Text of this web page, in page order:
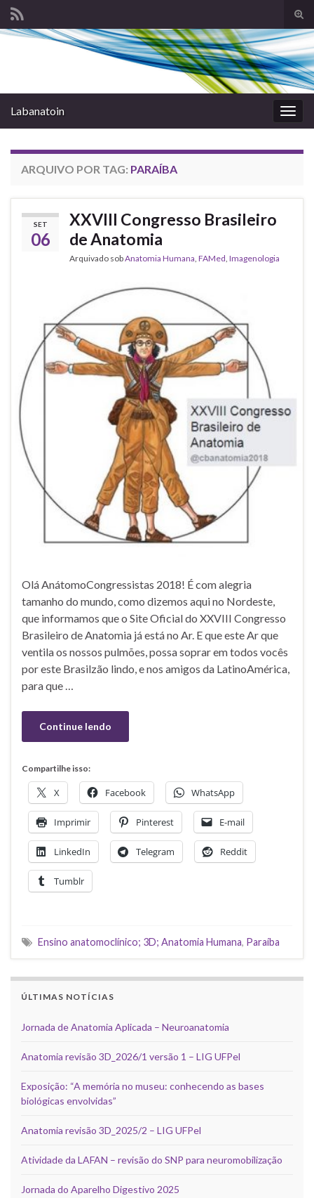
de
Search for:
Labanatoin
ARQUIVO POR TAG: PARAÍBA
SET
06
XXVIII Congresso Brasileiro
de Anatomia
Arquivado sobAnatomia Humana, FAMed, Imagenologia
Olá AnátomoCongressistas 2018! É com alegria
tamanho do mundo, como dizemos aqui no Nordeste,
que informamos que o Site Oficial do XXVIII Congresso
Brasileiro de Anatomia já está no Ar. E que este Ar que
ventila os nossos pulmões, possa soprar em todos vocês
por este Brasilzão lindo, e nos amigos da LatinoAmérica,
para que …
Continue lendo
Compartilhe isso:
X Facebook WhatsApp
Imprimir Pinterest E-mail
LinkedIn Telegram Reddit
Tumblr
Ensino anatomoclínico; 3D; Anatomia Humana, Paraíba
ÚLTIMAS NOTÍCIAS
Jornada de Anatomia Aplicada – Neuroanatomia
Anatomia revisão 3D_2026/1 versão 1 – LIG UFPel
Exposição: “A memória no museu: conhecendo as bases
biológicas envolvidas”
Anatomia revisão 3D_2025/2 – LIG UFPel
Atividade da LAFAN – revisão do SNP para neuromobilização
Jornada do Aparelho Digestivo 2025